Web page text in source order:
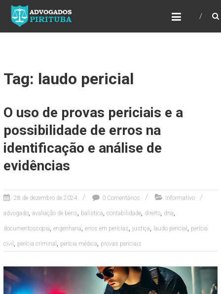
ADVOGADOS PIRITUBA
Precisando de advogado? Entre em contato!
Fazemos toda a assessoria que você
Tag: laudo pericial
O uso de provas periciais e a
possibilidade de erros na
identificação e análise de
evidências
28 de dezembro de 2024 0 Comentários Informativo
advogado, avaliação de bens, balística, contabilidade, direito, dna,
documentoscopia, engenharia, erros em perícias, justiça, laudo pericial , perícia
civil , perícia criminal , perícia médica, provas periciais